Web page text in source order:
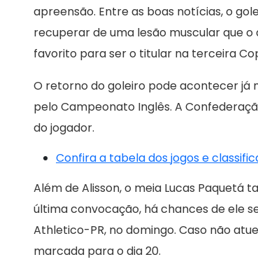
apreensão. Entre as boas notícias, o
recuperar de uma lesão muscular que o
favorito para ser o titular na terceira
O retorno do goleiro pode acontecer já
pelo Campeonato Inglês. A
do jogador.
Confira a tabela dos jogos e
Além de Alisson, o meia Lucas
última convocação, há chances de ele
Athletico-PR, no domingo. Caso não
marcada para o dia 20.